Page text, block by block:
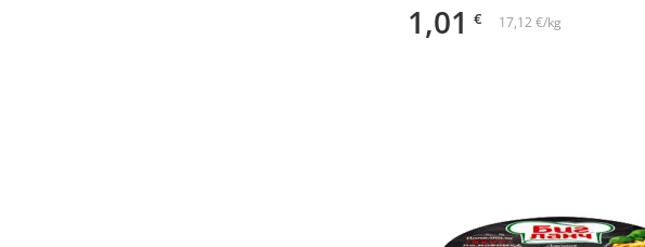
1,01 € 17,12 €/kg